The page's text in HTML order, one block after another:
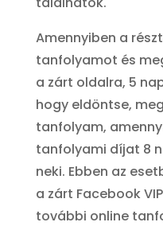
Amennyiben a
tanfolyamot és
a zárt oldalra, 5
hogy eldöntse,
tanfolyam,
tanfolyami díjat 8
neki. Ebben az
a zárt Facebook
további online